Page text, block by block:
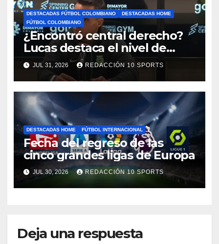
DESTACADAS FÚTBOL COLOMBIANO
DESTACADAS HOME
FÚTBOL COLOMBIANO
¿Encontró central derecho?
Lucas destaca el nivel de
Néider Parra
JUL 31, 2026 REDACCIÓN 10 SPORTS
DESTACADAS HOME FÚTBOL INTERNACIONAL
Fecha del regreso de las
cinco grandes ligas de Europa
JUL 30, 2026 REDACCIÓN 10 SPORTS
Deja una respuesta